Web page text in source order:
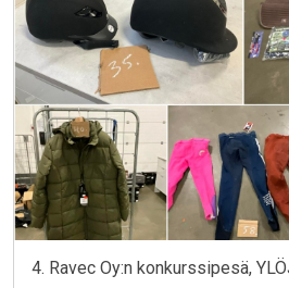
4. Ravec Oy:n konkurssipesä,